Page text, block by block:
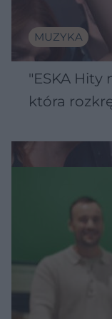
MUZYKA
"ESKA Hity
która